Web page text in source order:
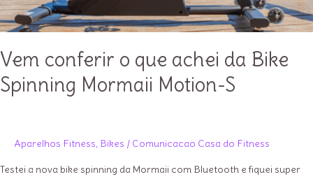
Vem conferir o que achei da Bike
Spinning Mormaii Motion-S
Aparelhos Fitness, Bikes / Comunicacao Casa do Fitness
Testei a nova bike spinning da Mormaii com Bluetooth e fiquei super